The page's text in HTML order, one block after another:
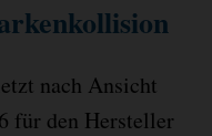
nach Ansicht
für den Hersteller